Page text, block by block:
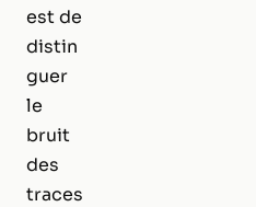
est de
distin
guer
le
bruit
des
traces